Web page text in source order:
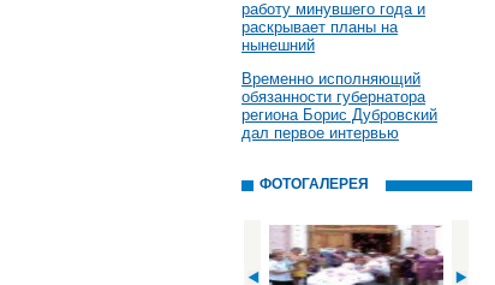
работу минувшего года и
раскрывает планы на
нынешний
Временно исполняющий
обязанности губернатора
региона Борис Дубровский
дал первое интервью
ФОТОГАЛЕРЕЯ